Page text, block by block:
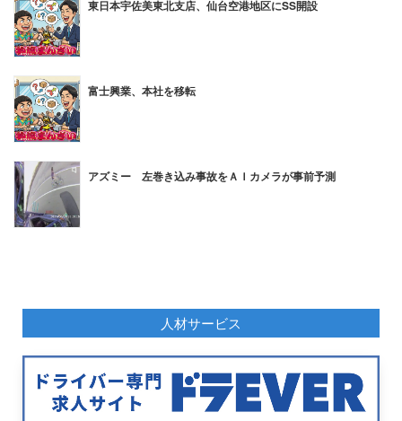
東日本宇佐美東北支店、仙台空港地区にSS開設
富士興業、本社を移転
アズミー 左巻き込み事故をＡＩカメラが事前予測
人材サービス